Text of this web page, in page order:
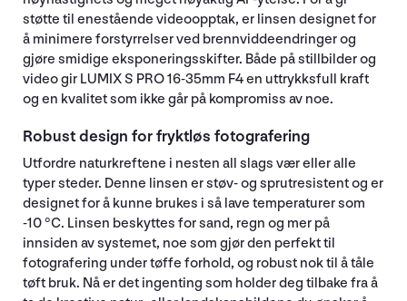
støtte til enestående videoopptak, er linsen designet for
å minimere forstyrrelser ved brennviddeendringer og
gjøre smidige eksponeringsskifter. Både på stillbilder og
video gir LUMIX S PRO 16-35mm F4 en uttrykksfull kraft
og en kvalitet som ikke går på kompromiss av noe.
Robust design for fryktløs fotografering
Utfordre naturkreftene i nesten all slags vær eller alle
typer steder. Denne linsen er støv- og sprutresistent og er
designet for å kunne brukes i så lave temperaturer som
-10 °C. Linsen beskyttes for sand, regn og mer på
innsiden av systemet, noe som gjør den perfekt til
fotografering under tøffe forhold, og robust nok til å tåle
tøft bruk. Nå er det ingenting som holder deg tilbake fra å